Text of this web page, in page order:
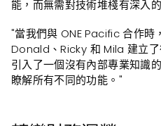
能，而無需對技術堆棧有深入
"當我們與 ONE Pacific 合作時
Donald、Ricky 和 Mila 建立
引入了一個沒有內部專業知識
瞭解所有不同的功能。"